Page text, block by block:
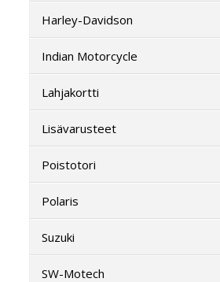
Harley-Davidson
Indian Motorcycle
Lahjakortti
Lisävarusteet
Poistotori
Polaris
Suzuki
SW-Motech